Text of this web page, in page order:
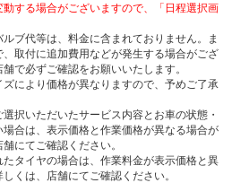
する場合がございますので、「日程選択画
ブ代等は、料金に含まれておりません。ま
取付に追加費用などが発生する場合がござ
で必ずご確認をお願いいたします。
により価格が異なりますので、予めご了承
択いただいたサービス内容とお車の状態・
合は、表示価格と作業価格が異なる場合が
にてご確認ください。
タイヤの場合は、作業料金が表示価格と異
くは、店舗にてご確認ください。